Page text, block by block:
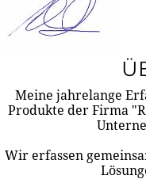
Meine jahrelange
Produkte der Firma
Wir erfassen